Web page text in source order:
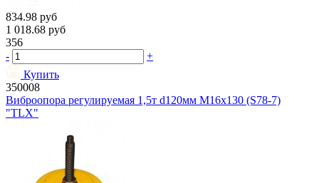
834.98 руб
1 018.68 руб
356
-
+
Купить
350008
Виброопора регулируемая 1,5т d120мм М16х130 (S78-7)
"TLX"